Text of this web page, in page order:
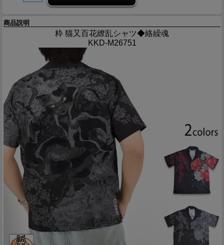
商品説明
粋 猫又百花繚乱シャツ◆絡繰魂
KKD-M26751